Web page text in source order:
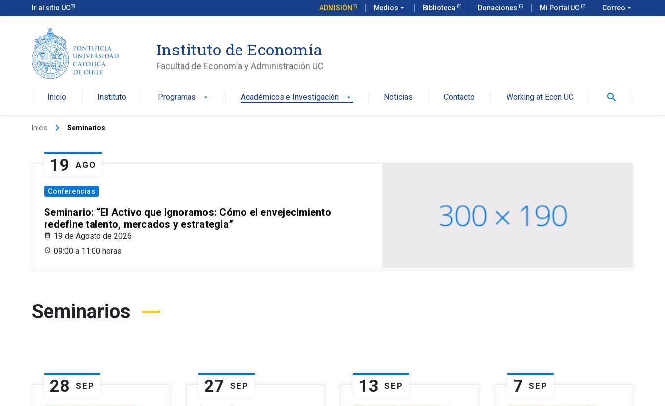
Ir al sitio UC ADMISIÓN Medios arrow_drop_down Biblioteca Donaciones Mi Portal UC Correo arrow_drop_down
Instituto de Economía
Facultad de Economía y Administración UC
Inicio Instituto Programas arrow_drop_down Académicos e Investigación arrow_drop_down Noticias Contacto Working at Econ UC search
Inicio keyboard_arrow_right Seminarios
19 AGO
Conferencias
Seminario: “El Activo que Ignoramos: Cómo el envejecimiento
redefine talento, mercados y estrategia”
19 de Agosto de 2026
09:00 a 11:00 horas
Seminarios
28 SEP 27 SEP 13 SEP 7 SEP